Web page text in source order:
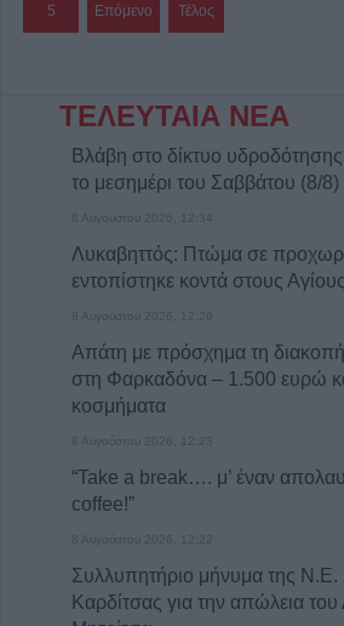
5 Επόμενο Τέλος
ΤΕΛΕΥΤΑΙΑ ΝΕΑ
Βλάβη στο δίκτυο
το μεσημέρι του Σαββάτου (8/8)
8 Αυγούστου 2026, 12:34
Λυκαβηττός: Πτώμα σε
εντοπίστηκε κοντά στους
8 Αυγούστου 2026, 12:26
Απάτη με πρόσχημα τη
στη Φαρκαδόνα – 1.500 ευρώ
κοσμήματα
8 Αυγούστου 2026, 12:23
“Take a break…. μ’ έναν
coffee!”
8 Αυγούστου 2026, 12:22
Συλλυπητήριο μήνυμα της
Καρδίτσας για την απώλεια